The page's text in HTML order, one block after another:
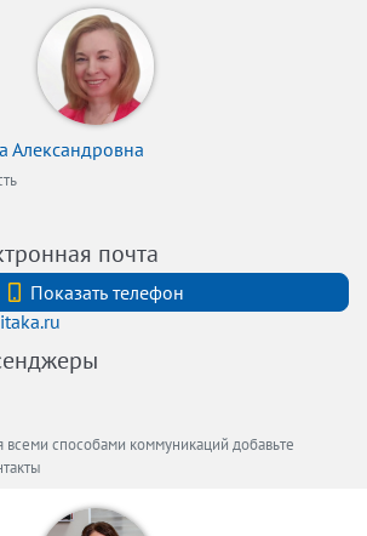
Александровна
почта
Показать телефон
всеми способами коммуникаций добавьте